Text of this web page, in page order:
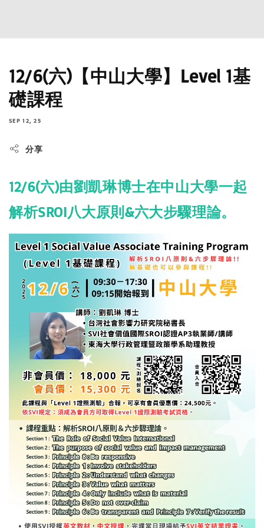
12/6(六)【中山大學】Level 1基
礎課程
SEP 12, 25
分享
12/6(六)由劉凱琳博士在中山大學一起
解析SROI八大原則&六大步驟理論。